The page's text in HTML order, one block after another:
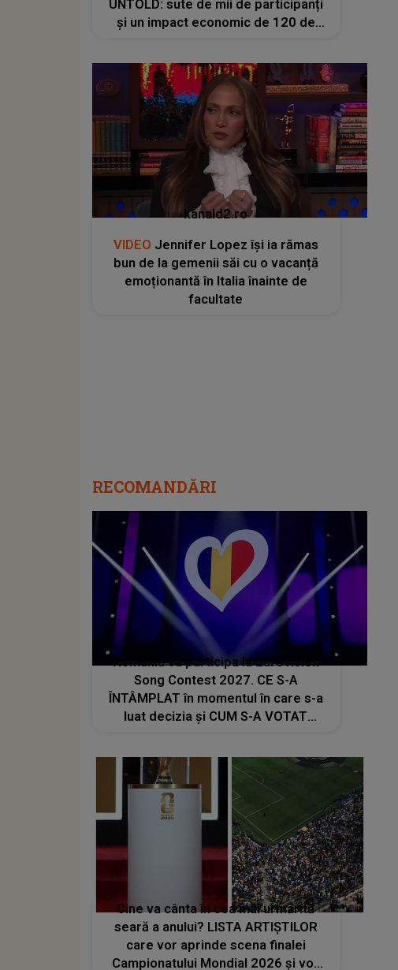
UNTOLD: sute de mii de participanți
și un impact economic de 120 de
kanald2.ro
VIDEO Jennifer Lopez își ia rămas
bun de la gemenii săi cu o vacanță
emoționantă în Italia înainte de
facultate
RECOMANDĂRI
România va participa la Eurovision
Song Contest 2027. CE S-A
ÎNTÂMPLAT în momentul în care s-a
luat decizia și CUM S-A VOTAT
Cine va cânta în cea mai urmărită
seară a anului? LISTA ARTIȘTILOR
care vor aprinde scena finalei
Campionatului Mondial 2026 și vor